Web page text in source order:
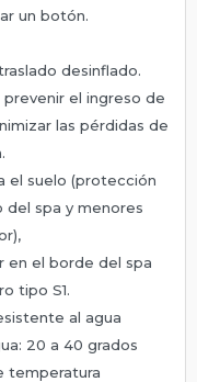
un botón.
desinflado.
el ingreso de
las pérdidas de
el suelo (protección
del spa y menores
en el borde del spa
tipo S1.
al agua
20 a 40 grados
temperatura